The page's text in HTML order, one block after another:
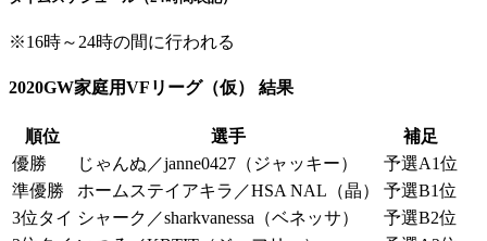
※16時～24時の間に行われる
2020GW家庭用VFリーグ（仮） 結果
順位 選手
補足
優勝
じゃんぬ／janne0427（ジャッキー）
予選A1位
準優勝
ホームステイアキラ／HSA NAL（晶）
予選B1位
3位タイ シャーク／sharkvanessa（ベネッサ）
予選B2位